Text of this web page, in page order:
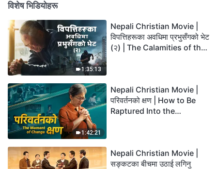
विशेष भिडियोहरू
1:35:13
Nepali Christian Movie |
विपत्तिहरूका अवधिमा प्रभुसँगको भेट
(२) | The Calamities of the
1:42:21
Nepali Christian Movie |
परिवर्तनको क्षण | How to Be
Raptured Into the
Nepali Christian Movie |
सङ्कटका बीचमा उठाई लगिनु